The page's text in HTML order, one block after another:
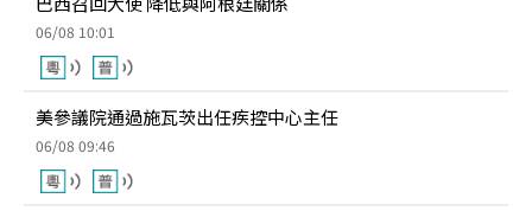
06/08 10:01
美參議院通過施瓦茨出任疾控中心主任
06/08 09:46